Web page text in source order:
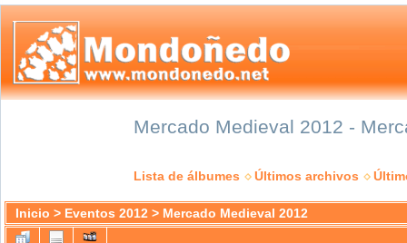
Mercado Medieval 2012 -
Lista de álbumes Últimos archivos
Inicio > Eventos 2012 > Mercado Medieval 2012